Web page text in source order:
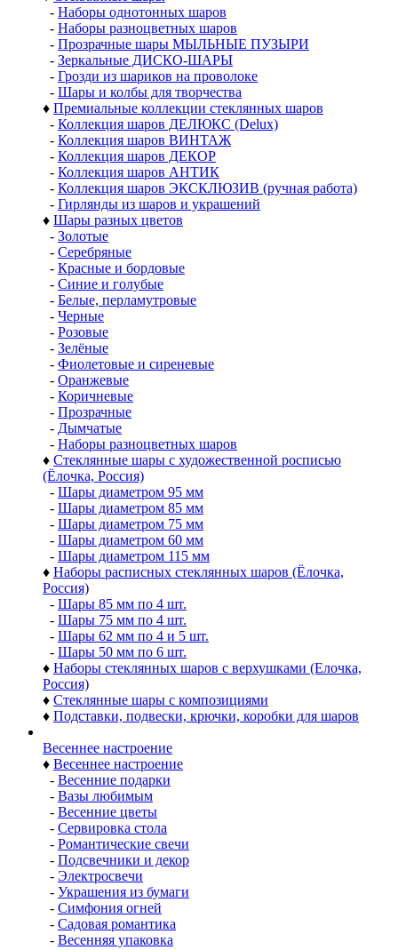
Шары 140 - 150 мм
Шары от 200 мм
Наборы шаров ДЕЛЮКС
Шары с ДЕКОРОМ
ПЭТ ШАРЫ
ДИСКО-ШАРЫ
-Прозрачные-МЫЛЬНЫЕ ПУЗЫРИ
ГРОЗДИ шаров
БУСЫ из шаров
Наборы шаров ПАПЬЕ-МАШЕ
Шары ДИСНЕЙ
Стеклянные шары
Наборы однотонных шаров
-Наборы разноцветных шаров
Прозрачные шары МЫЛЬНЫЕ ПУЗЫРИ
Зеркальные ДИСКО-ШАРЫ
Грозди из шариков на проволоке
Шары и колбы для творчества
Премиальные коллекции стеклянных шаров
Коллекция шаров ДЕЛЮКС (Delux)
Коллекция шаров ВИНТАЖ
Коллекция шаров ДЕКОР
Коллекция шаров АНТИК
Коллекция шаров ЭКСКЛЮЗИВ (ручная работа)
Гирлянды из шаров и украшений
Шары разных цветов
Золотые
Серебряные
-Красные и бордовые
-Синие и голубые
- Белые, перламутровые
Черные
Розовые
Зелёные
Фиолетовые и сиреневые
-Оранжевые
-Коричневые
Прозрачные
Дымчатые
Наборы разноцветных шаров
Стеклянные шары с художественной росписью
(Ёлочка, Россия)
-Шары диаметром 95 мм
-Шары диаметром 85 мм
-Шары диаметром 75 мм
Шары диаметром 60 мм
-Шары диаметром 115 мм
♦ Наборы расписных стеклянных шаров (Ёлочка,
Россия)
Шары 85 мм по 4 шт.
Шары 75 мм по 4 шт.
Шары 62 мм по 4 и 5 шт.
Шары 50 мм по 6 шт.
Наборы стеклянных шаров с верхушками (Елочка,
Россия)
Стеклянные шары с композициями
Подставки, подвески, крючки, коробки для шаров